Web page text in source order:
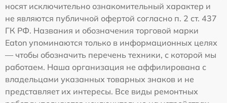
носят исключительно ознакомительный характер и
не являются публичной офертой согласно п. 2 ст. 437
ГК РФ. Названия и обозначения торговой марки
Eaton упоминаются только в информационных целях
— чтобы обозначить перечень техники, с которой мы
работаем. Наша организация не аффилирована с
владельцами указанных товарных знаков и не
представляет их интересы. Все виды ремонтных